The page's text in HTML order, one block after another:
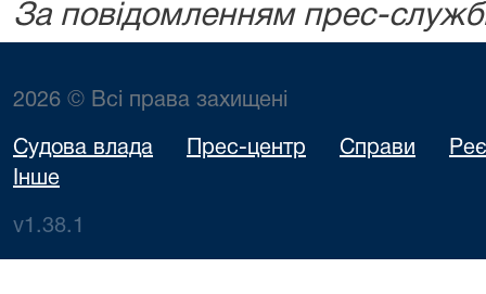
За повідомленням прес-
2026 © Всі права захищені
Судова влада Прес-центр Справи
Інше
v1.38.1